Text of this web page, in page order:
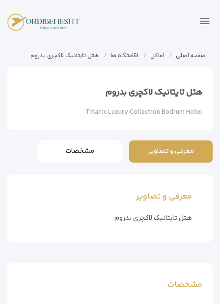
صفحه اصلی اماکن اقامتگاه ها هتل تایتانیک لاکچری بدروم
هتل تایتانیک لاکچری بدروم
Titanic Luxury Collection Bodrum Hotel
معرفی و تصاویر مشخصات
معرفی و تصاویر
هتل تایتانیک لاکچری بدروم
مشخصات